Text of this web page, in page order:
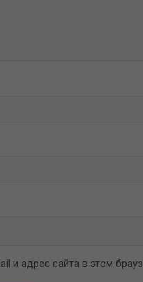
и адрес сайта в этом